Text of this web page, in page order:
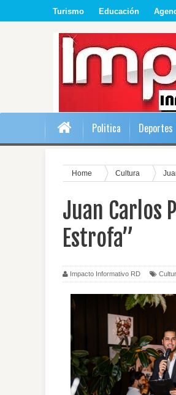
Turismo Educación
Politica Deportes
Home Cultura
Juan Carlos
Estrofa”
Impacto Informativo RD